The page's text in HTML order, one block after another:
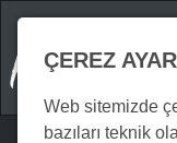
ÇEREZ
Web sitemizde
bazıları teknik